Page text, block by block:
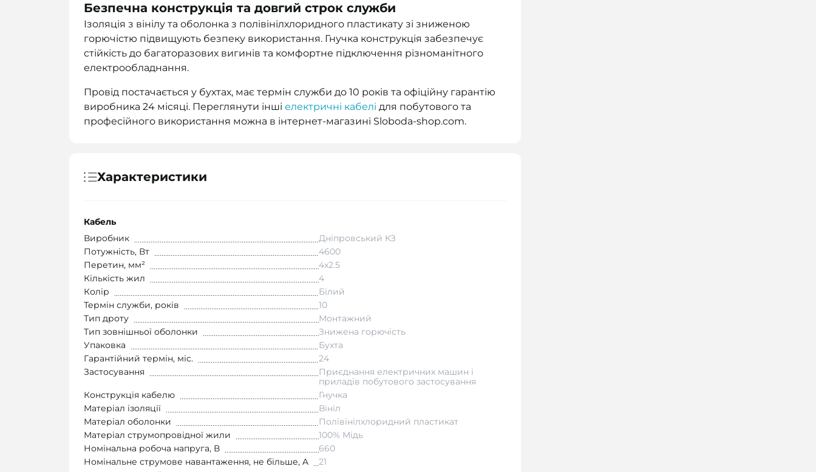
Безпечна конструкція та довгий строк служби
Ізоляція з вінілу та оболонка з полівінілхлоридного пластикату зі зниженою
горючістю підвищують безпеку використання. Гнучка конструкція забезпечує
стійкість до багаторазових вигинів та комфортне підключення різноманітного
електрообладнання.
Провід постачається у бухтах, має термін служби до 10 років та офіційну гарантію
виробника 24 місяці. Переглянути інші електричні кабелі для побутового та
професійного використання можна в інтернет-магазині Sloboda-shop.com.
Характеристики
Кабель
Виробник
Дніпровський КЗ
Потужність, Вт
4600
Перетин, мм²
4x2.5
Кількість жил
4
Колір
Білий
Термін служби, років
10
Тип дроту
Монтажний
Тип зовнішньої оболонки
Знижена горючість
Упаковка
Бухта
Гарантійний термін, міс.
24
Застосування
Приєднання електричних машин і
приладів побутового застосування
Конструкція кабелю
Гнучка
Матеріал ізоляції
Вініл
Матеріал оболонки
Полівінілхлоридний пластикат
Матеріал струмопровідної жили
100% Мідь
Номінальна робоча напруга, В
660
Номінальне струмове навантаження, не більше, A
21